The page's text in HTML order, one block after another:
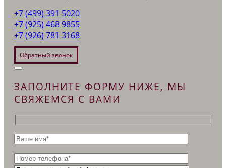
+7 (499) 391 5020
+7 (925) 468 9855
+7 (926) 781 3168
Обратный звонок
ЗАПОЛНИТЕ ФОРМУ НИЖЕ, МЫ
СВЯЖЕМСЯ С ВАМИ